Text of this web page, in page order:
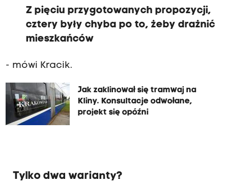
Z pięciu przygotowanych propozycji,
cztery były chyba po to, żeby drażnić
mieszkańców
- mówi Kracik.
Jak zaklinował się tramwaj na
Kliny. Konsultacje odwołane,
projekt się opóźni
Tylko dwa warianty?